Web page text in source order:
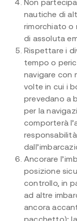
Non
nautiche di
rimorchiato o
di assoluta
Rispettare i
tempo o
navigare con
volte in cui i
prevedano a
per la
comporterà
Ancorare
posizione
controllo, in
ad altre
ancora
pacchetto);